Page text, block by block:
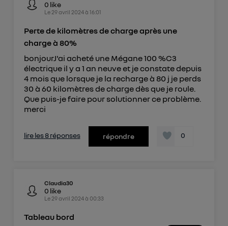
0 like
Le 29 avril 2024à 16:01
Perte de kilomètres de charge après une
charge à 80%
bonjourJ'ai acheté une Mégane 100 %C3
électrique il y a 1 an neuve et je constate depuis
4 mois que lorsque je la recharge à 80 j je perds
30 à 60 kilomètres de charge dès que je roule.
Que puis-je faire pour solutionner ce problème.
merci
lire les 8 réponses répondre 0
Claudia30
0 like
Le 29 avril 2024à 00:33
Tableau bord